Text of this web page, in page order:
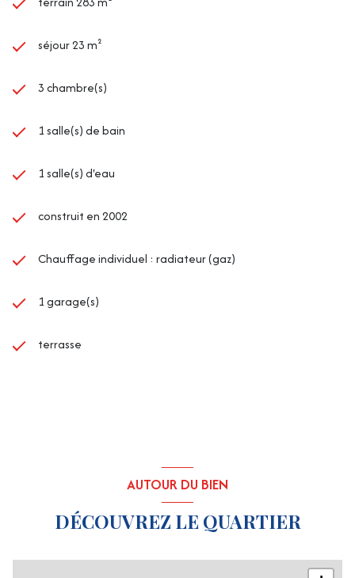
séjour 23 m²
3 chambre(s)
1 salle(s) de bain
1 salle(s) d'eau
construit en 2002
Chauffage individuel : radiateur (gaz)
1 garage(s)
terrasse
AUTOUR DU BIEN
DÉCOUVREZ LE QUARTIER